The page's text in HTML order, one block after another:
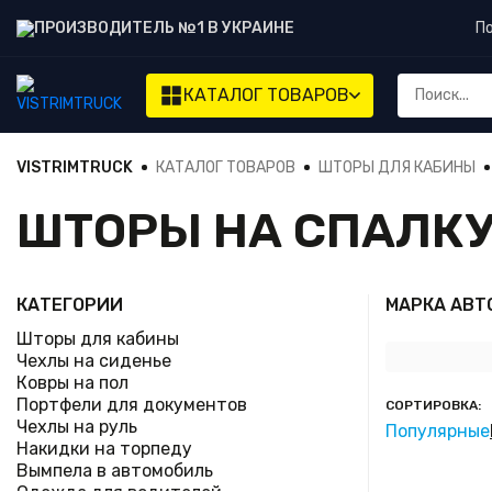
ПРОИЗВОДИТЕЛЬ №1 В УКРАИНЕ
КАТАЛОГ ТОВАРОВ
VISTRIMTRUCK КАТАЛОГ ТОВАРОВ ШТОРЫ ДЛЯ КАБИНЫ
ШТОРЫ НА
КАТЕГОРИИ
Шторы для кабины
Чехлы на сиденье
Ковры на пол
Портфели для документов
Чехлы на руль
Накидки на торпеду
Вымпела в автомобиль
МАРКА
СОРТИРОВКА:
Популярные